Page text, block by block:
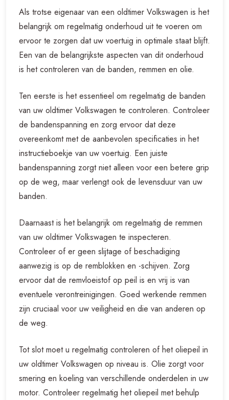
Als trotse eigenaar van een oldtimer Volkswagen is het
belangrijk om regelmatig onderhoud uit te voeren om
ervoor te zorgen dat uw voertuig in optimale staat blijft.
Een van de belangrijkste aspecten van dit onderhoud
is het controleren van de banden, remmen en olie.
Ten eerste is het essentieel om regelmatig de banden
van uw oldtimer Volkswagen te controleren. Controleer
de bandenspanning en zorg ervoor dat deze
overeenkomt met de aanbevolen specificaties in het
instructieboekje van uw voertuig. Een juiste
bandenspanning zorgt niet alleen voor een betere grip
op de weg, maar verlengt ook de levensduur van uw
banden.
Daarnaast is het belangrijk om regelmatig de remmen
van uw oldtimer Volkswagen te inspecteren.
Controleer of er geen slijtage of beschadiging
aanwezig is op de remblokken en -schijven. Zorg
ervoor dat de remvloeistof op peil is en vrij is van
eventuele verontreinigingen. Goed werkende remmen
zijn cruciaal voor uw veiligheid en die van anderen op
de weg.
Tot slot moet u regelmatig controleren of het oliepeil in
uw oldtimer Volkswagen op niveau is. Olie zorgt voor
smering en koeling van verschillende onderdelen in uw
motor. Controleer regelmatig het oliepeil met behulp